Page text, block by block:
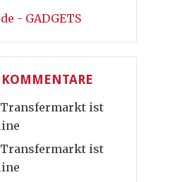
- GADGETS
Transfermarkt ist
Transfermarkt ist